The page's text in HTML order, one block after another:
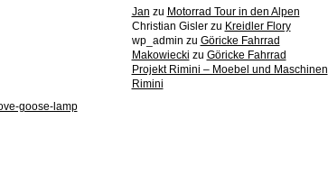
Jan zu Motorrad Tour in den Alpen
Christian Gislerzu Kreidler Flory
wp_admin zu Göricke Fahrrad
Makowiecki zu Göricke Fahrrad
Projekt Rimini – Moebel und Maschinen
Rimini